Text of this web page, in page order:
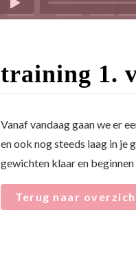
training 1.
Vanaf vandaag gaan we er
en ook nog steeds laag in je
gewichten klaar en beginnen
Terug naar